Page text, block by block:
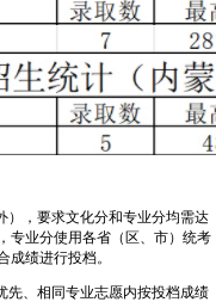
，要求文化分和专业分均需达
专业分使用各省（区、市）统考
成绩进行投档。
、相同专业志愿内按投档成绩